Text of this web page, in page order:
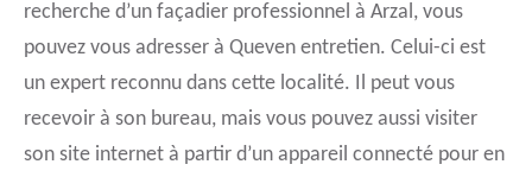
recherche d’un façadier professionnel à Arzal, vous
pouvez vous adresser à Queven entretien. Celui-ci est
un expert reconnu dans cette localité. Il peut vous
recevoir à son bureau, mais vous pouvez aussi visiter
son site internet à partir d’un appareil connecté pour en